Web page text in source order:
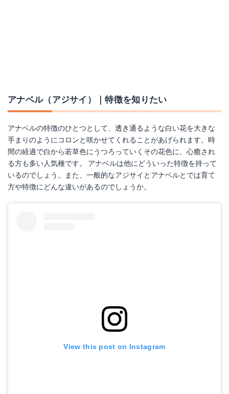
アナベル（アジサイ）｜特徴を知りたい
アナベルの特徴のひとつとして、透き通るような白い花を大きな
手まりのようにコロンと咲かせてくれることがあげられます。時
間の経過で白から若草色にうつろっていくその花色に、心癒され
る方も多い人気種です。 アナベルは他にどういった特徴を持って
いるのでしょう。また、一般的なアジサイとアナベルとでは育て
方や特徴にどんな違いがあるのでしょうか。
View this post on Instagram